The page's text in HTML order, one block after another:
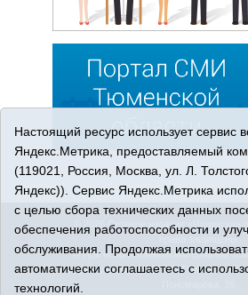
© 2026 Сетевое издание «Ишимская
права защищены.
© При использовании материалов
Адрес редакции: 627750 Тюменская
Настоящий ресурс использует сервис
Яндекс.Метрика, предоставляемый
(119021, Россия, Москва, ул. Л.
Яндекс)). Сервис Яндекс.Метрика
с целью сбора технических данных
обеспечения работоспособности и
обслуживания. Продолжая
автоматически соглашаетесь с
технологий.